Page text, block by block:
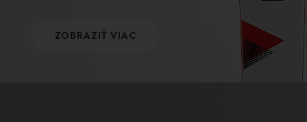
ZOBRAZIŤ VIAC